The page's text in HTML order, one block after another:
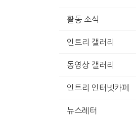
활동 소식
인트리 갤러리
동영상 갤러리
인트리 인터넷카페
뉴스레터